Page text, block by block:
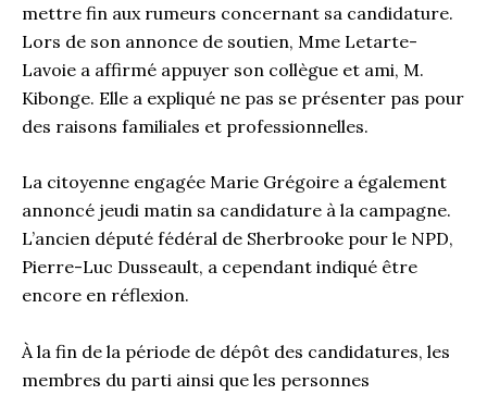
mettre fin aux rumeurs concernant sa candidature.
Lors de son annonce de soutien, Mme Letarte-
Lavoie a affirmé appuyer son collègue et ami, M.
Kibonge. Elle a expliqué ne pas se présenter pas pour
des raisons familiales et professionnelles.
La citoyenne engagée Marie Grégoire a également
annoncé jeudi matin sa candidature à la campagne.
L’ancien député fédéral de Sherbrooke pour le NPD,
Pierre-Luc Dusseault, a cependant indiqué être
encore en réflexion.
À la fin de la période de dépôt des candidatures, les
membres du parti ainsi que les personnes